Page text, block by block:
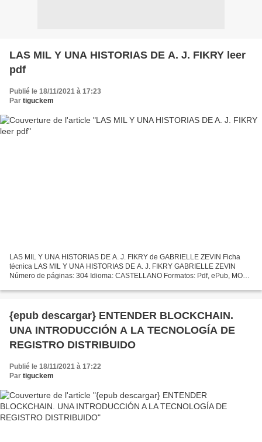
LAS MIL Y UNA HISTORIAS DE A. J. FIKRY leer
pdf
Publié le 18/11/2021 à 17:23
Par tiguckem
LAS MIL Y UNA HISTORIAS DE A. J. FIKRY de GABRIELLE ZEVIN Ficha
técnica LAS MIL Y UNA HISTORIAS DE A. J. FIKRY GABRIELLE ZEVIN
Número de páginas: 304 Idioma: CASTELLANO Formatos: Pdf, ePub, MOBI,
{epub descargar} ENTENDER BLOCKCHAIN.
UNA INTRODUCCIÓN A LA TECNOLOGÍA DE
REGISTRO DISTRIBUIDO
Publié le 18/11/2021 à 17:22
Par tiguckem